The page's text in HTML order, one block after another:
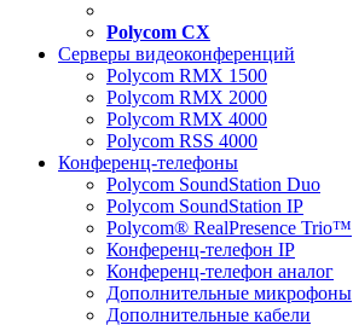
Polycom CX
Серверы видеоконференций
Polycom RMX 1500
Polycom RMX 2000
Polycom RMX 4000
Polycom RSS 4000
Конференц-телефоны
Polycom SoundStation Duo
Polycom SoundStation IP
Polycom® RealPresence Trio™
Конференц-телефон IP
Конференц-телефон аналог
Дополнительные микрофоны
Дополнительные кабели